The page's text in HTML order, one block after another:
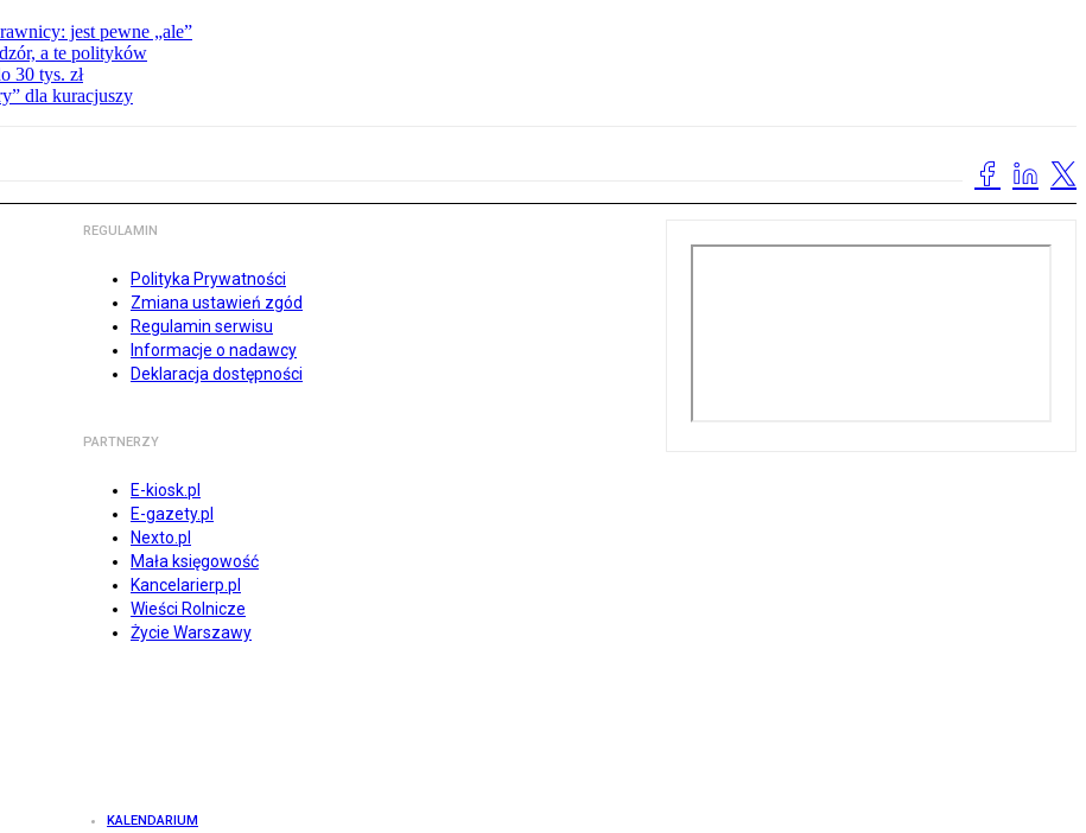
jest pewne „ale”
a te polityków
30 tys. zł
dla kuracjuszy
REGULAMIN
Polityka Prywatności
Zmiana ustawień zgód
Regulamin serwisu
Informacje o nadawcy
Deklaracja dostępności
PARTNERZY
E-kiosk.pl
E-gazety.pl
Nexto.pl
Mała księgowość
Kancelarierp.pl
Wieści Rolnicze
Życie Warszawy
KALENDARIUM